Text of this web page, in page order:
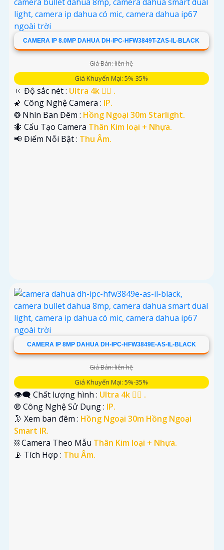
CAMERA IP 8.0MP DAHUA DH-IPC-HFW3849T-ZAS-IL-BLACK
Giá Bán: liên hệ
Giá Khuyến Mại: 5%-35%
🔅 Độ sắc nét : Ultra 4k 👍🏾 .
🌠 Công Nghệ Camera : IP.
❂ Nhìn Ban Đêm : Hồng Ngoại 30m Starlight.
🐜 Cấu Tạo Camera Thân Kim loại + Nhựa.
️📢 Điểm Nỗi Bật : Thu Âm.
CAMERA IP 8MP DAHUA DH-IPC-HFW3849E-AS-IL-BLACK
Giá Bán: liên hệ
Giá Khuyến Mại: 5%-35%
👁️‍🗨 Chất lượng hình : Ultra 4k 👍🏾 .
®️ Công Nghệ Sử Dụng : IP.
🌛 Xem ban đêm : Hồng Ngoại 30m Hồng Ngoại
Smart IR.
⛓ Camera Theo Mẫu Thân Kim loại + Nhựa.
️📡 Tích Hợp : Thu Âm.